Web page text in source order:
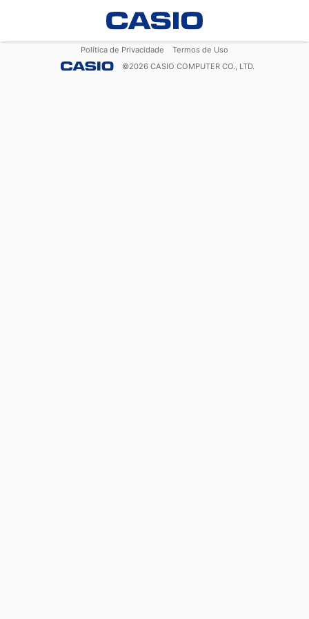
Política de Privacidade
Termos de Uso
©2026 CASIO COMPUTER CO., LTD.